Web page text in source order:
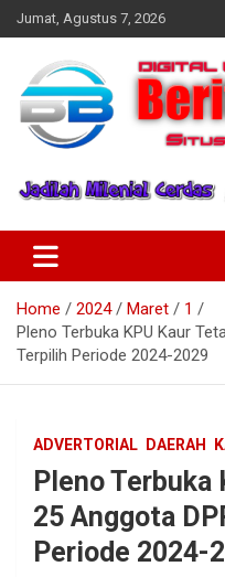
Skip
to
Jumat, Agustus 7, 2026
Home 2024 Maret
1
Pleno Terbuka KPU Kaur
Terpilih Periode 2024-2029
ADVERTORIAL DAERAH
Pleno Terbuka
25 Anggota
Periode 2024-